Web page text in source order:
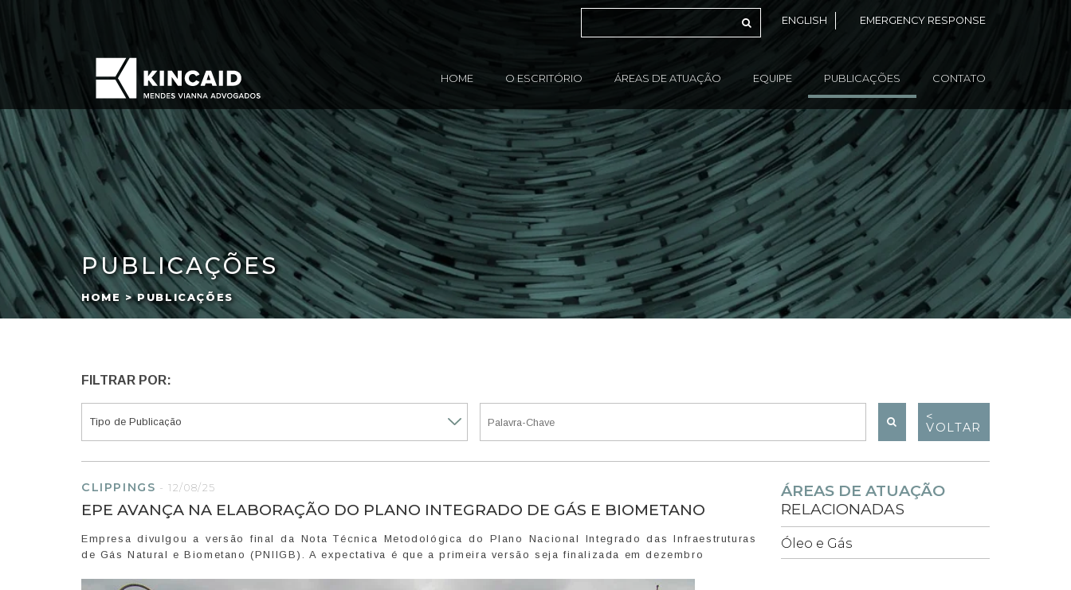
ENGLISH EMERGENCY RESPONSE
HOME O ESCRITÓRIO ÁREAS DE ATUAÇÃO EQUIPE PUBLICAÇÕES CONTATO
PUBLICAÇÕES
HOME > PUBLICAÇÕES
FILTRAR POR:
<
VOLTAR
CLIPPINGS -12/08/25
EPE AVANÇA NA ELABORAÇÃO DO PLANO INTEGRADO DE GÁS E BIOMETANO
Empresa divulgou a versão final da Nota Técnica Metodológica do Plano Nacional Integrado das Infraestruturas
de Gás Natural e Biometano (PNIIGB). A expectativa é que a primeira versão seja finalizada em dezembro
ÁREAS DE ATUAÇÃO
RELACIONADAS
Óleo e Gás